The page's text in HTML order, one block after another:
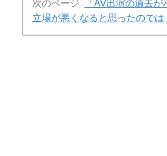
次のページ
「AV出演の過去
立場が悪くなると思ったのでは